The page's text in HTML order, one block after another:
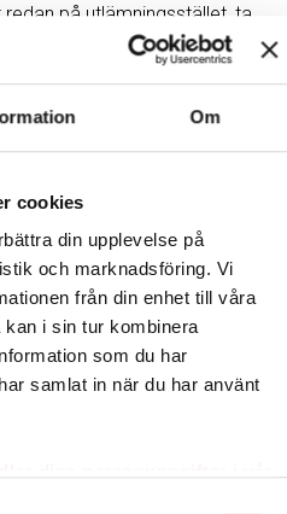
Om
cookies
din upplevelse på
och marknadsföring. Vi
från din enhet till våra
i sin tur kombinera
som du har
samlat in när du har använt
på utlämningsstället, ta
gå i retur och kontakta vår
paket till dig.
Ta bilder på det skadade
innehåll, vi behöver bilderna
kundtjänst.